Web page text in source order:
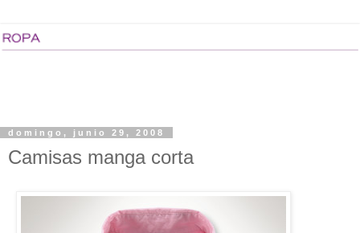
domingo, junio 29, 2008
Camisas manga corta